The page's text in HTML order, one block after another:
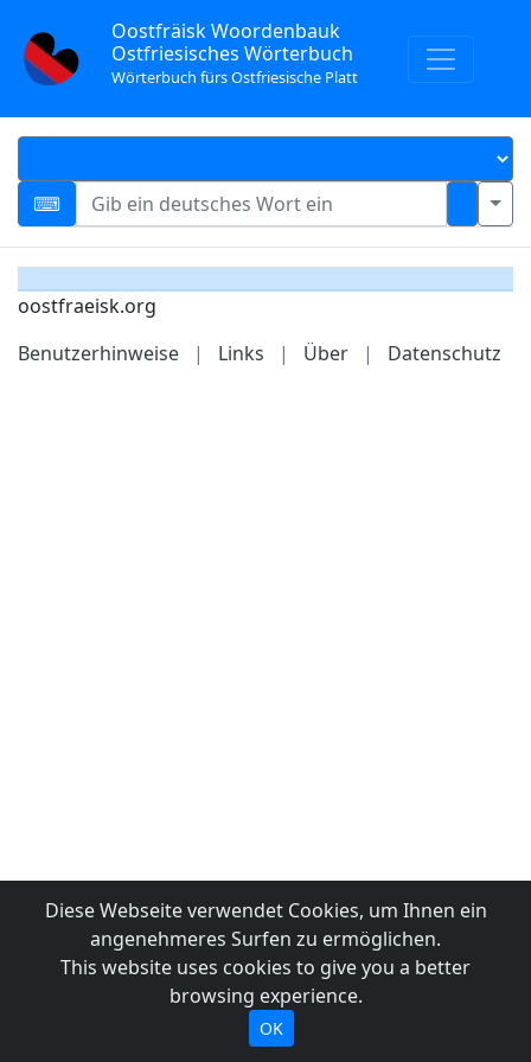
Oostfräisk Woordenbauk
Ostfriesisches Wörterbuch
Wörterbuch fürs Ostfriesische Platt
oostfraeisk.org
Benutzerhinweise
| Links | Über | Datenschutz
Diese Webseite verwendet Cookies, um Ihnen ein
angenehmeres Surfen zu ermöglichen.
This website uses cookies to give you a better
browsing experience.
OK